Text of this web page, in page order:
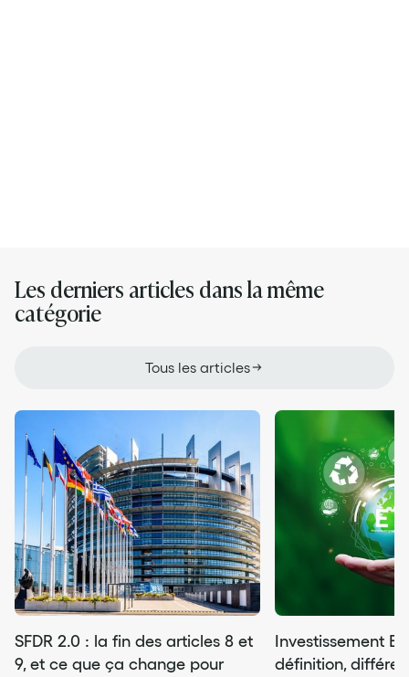
Les derniers articles dans la même
catégorie
Tous les articles
SFDR 2.0 : la fin des articles 8 et
9, et ce que ça change pour
Investissement
définition,